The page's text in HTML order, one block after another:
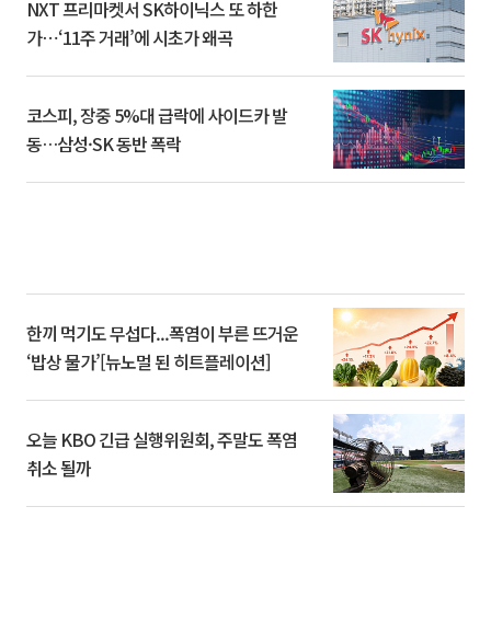
NXT 프리마켓서 SK하이닉스 또 하한
가⋯‘11주 거래’에 시초가 왜곡
코스피, 장중 5%대 급락에 사이드카 발
동…삼성·SK 동반 폭락
한끼 먹기도 무섭다...폭염이 부른 뜨거운
‘밥상 물가’[뉴노멀 된 히트플레이션]
오늘 KBO 긴급 실행위원회, 주말도 폭염
취소 될까